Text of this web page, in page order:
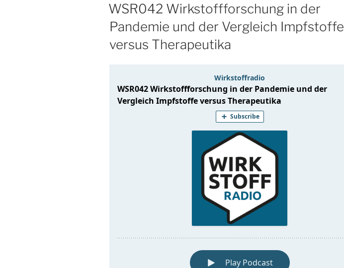
WSR042 Wirkstoffforschung in der
Pandemie und der Vergleich Impfstoffe
versus Therapeutika